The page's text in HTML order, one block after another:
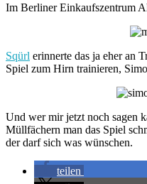
Im Berliner Einkaufszentrum
Sqürl erinnerte das ja eher an
Spiel zum Hirn trainieren,
Und wer mir jetzt noch sagen
Müllfächern man das Spiel
der darf sich was wünschen.
teilen